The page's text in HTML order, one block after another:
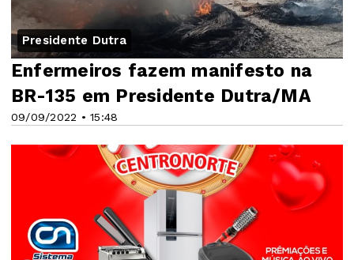
Presidente Dutra
09/09/2022 • 15:48
Enfermeiros fazem manifesto na
BR-135 em Presidente Dutra/MA